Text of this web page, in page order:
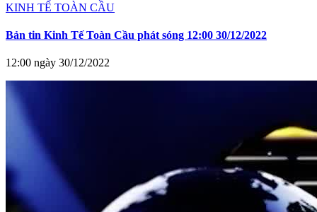
KINH TẾ TOÀN CẦU
Bản tin Kinh Tế Toàn Cầu phát sóng 12:00 30/12/2022
12:00 ngày 30/12/2022